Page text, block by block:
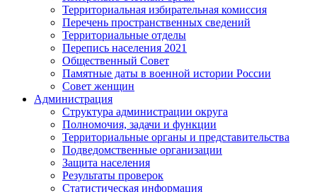
Территориальная избирательная комиссия
Перечень пространственных сведений
Территориальные отделы
Перепись населения 2021
Общественный Совет
Памятные даты в военной истории России
Совет женщин
Администрация
Структура администрации округа
Полномочия, задачи и функции
Территориальные органы и представительства
Подведомственные организации
Защита населения
Результаты проверок
Статистическая информация